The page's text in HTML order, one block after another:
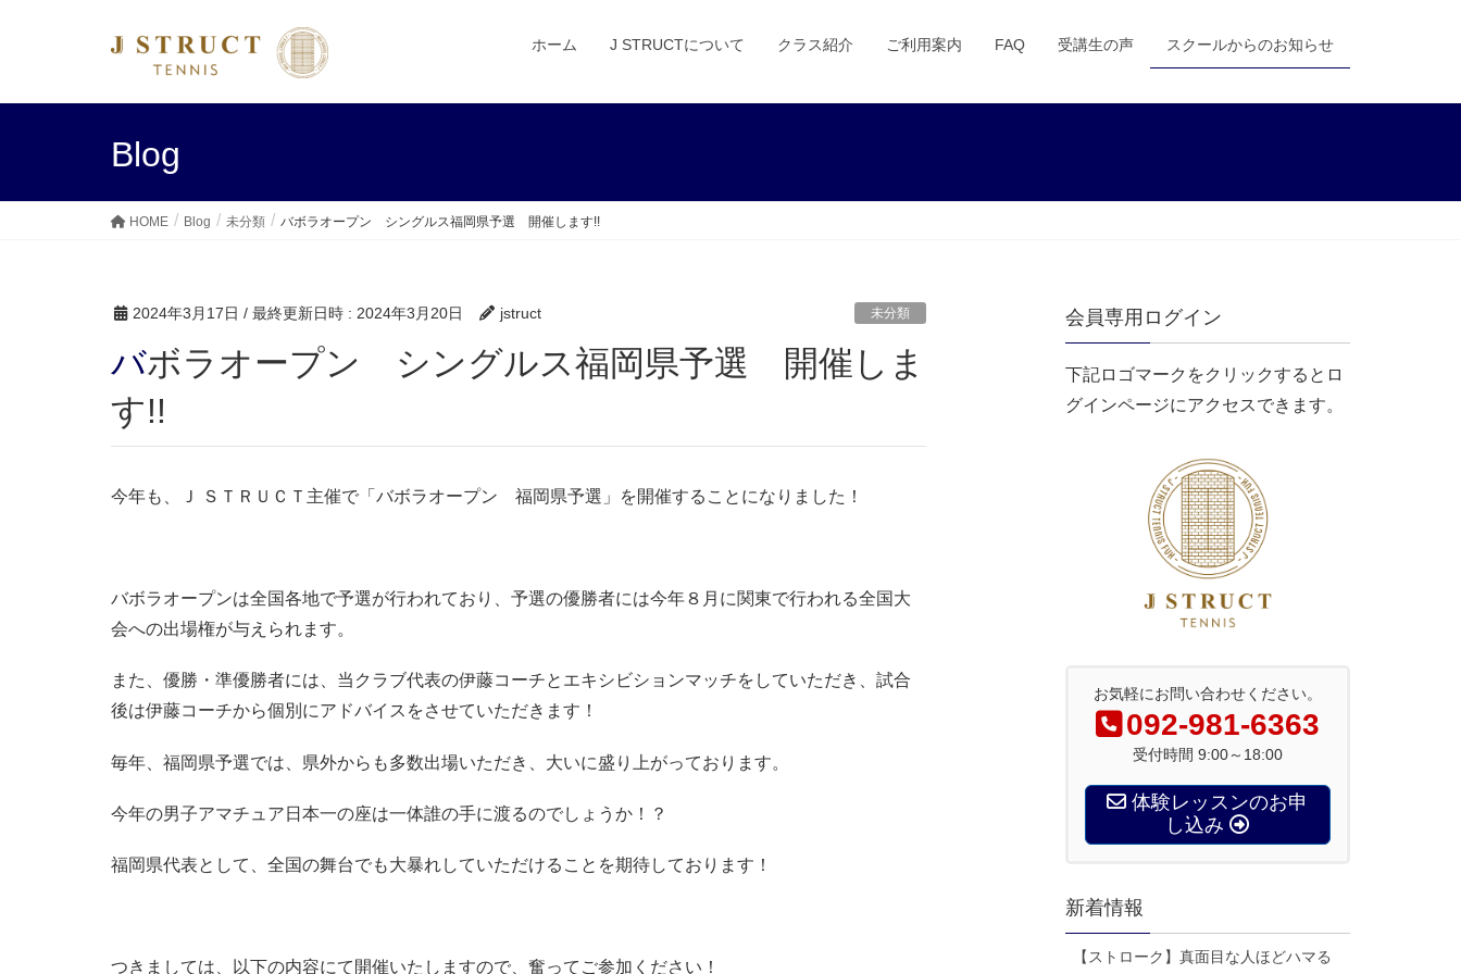
ホーム J STRUCTについて クラス紹介 ご利用案内 FAQ 受講生の声 スクールからのお知らせ
Blog
HOME Blog 未分類 バボラオープン シングルス福岡県予選 開催します!!
2024年3月17日 / 最終更新日時 : 2024年3月20日 jstruct 未分類
バボラオープン シングルス福岡県予選 開催しま
す!!
今年も、Ｊ ＳＴＲＵＣＴ主催で「バボラオープン 福岡県予選」を開催することになりました！
バボラオープンは全国各地で予選が行われており、予選の優勝者には今年８月に関東で行われる全国大
会への出場権が与えられます。
また、優勝・準優勝者には、当クラブ代表の伊藤コーチとエキシビションマッチをしていただき、試合
後は伊藤コーチから個別にアドバイスをさせていただきます！
毎年、福岡県予選では、県外からも多数出場いただき、大いに盛り上がっております。
今年の男子アマチュア日本一の座は一体誰の手に渡るのでしょうか！？
福岡県代表として、全国の舞台でも大暴れしていただけることを期待しております！
つきましては、以下の内容にて開催いたしますので、奮ってご参加ください！
会員専用ログイン
下記ロゴマークをクリックするとロ
グインページにアクセスできます。
お気軽にお問い合わせください。
092-981-6363
受付時間 9:00～18:00
体験レッスンのお申
し込み
新着情報
【ストローク】真面目な人ほどハマる